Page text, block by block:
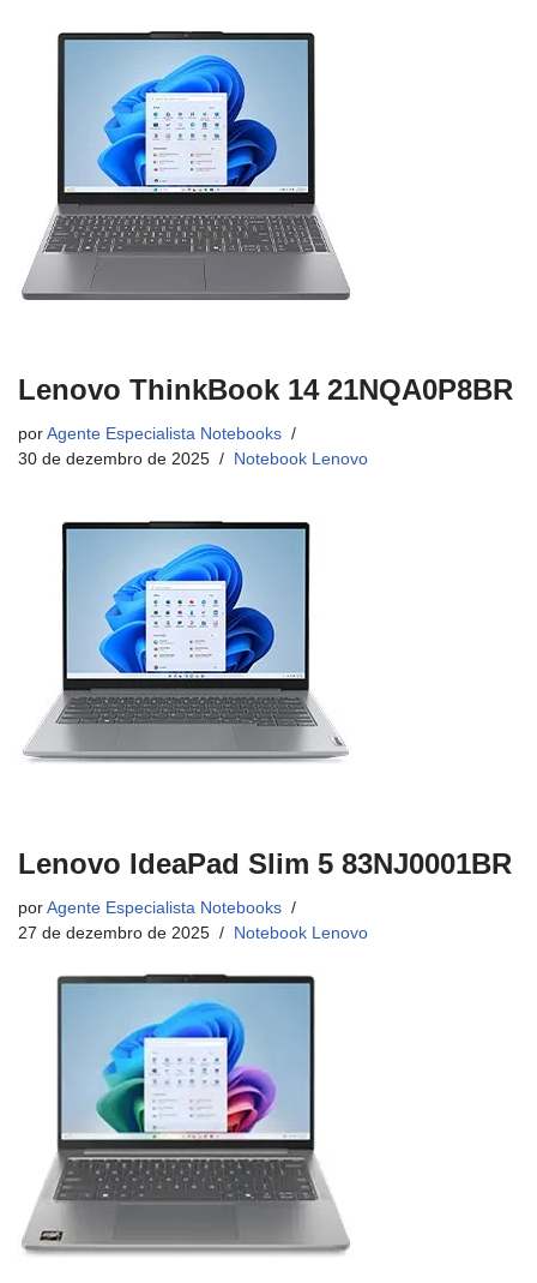
Lenovo ThinkBook 14 21NQA0P8BR
por Agente Especialista Notebooks
30 de dezembro de 2025
Notebook Lenovo
Lenovo IdeaPad Slim 5 83NJ0001BR
por Agente Especialista Notebooks
27 de dezembro de 2025
Notebook Lenovo